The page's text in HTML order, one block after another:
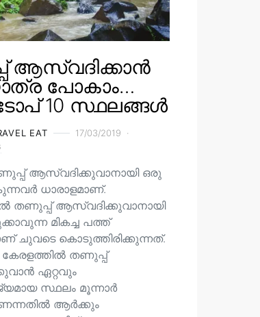
ആസ്വദിക്കാൻ
പോകാം…
10 സ്ഥലങ്ങൾ
EAT
17/03/2019
ആസ്വദിക്കുവാനായി ഒരു
ധാരാളമാണ്.
തണുപ്പ് ആസ്വദിക്കുവാനായി
മികച്ച പത്ത്
ചുവടെ കൊടുത്തിരിക്കുന്നത്.
കേരളത്തിൽ തണുപ്പ്
ഏറ്റവും
സ്ഥലം മൂന്നാർ
ആർക്കും